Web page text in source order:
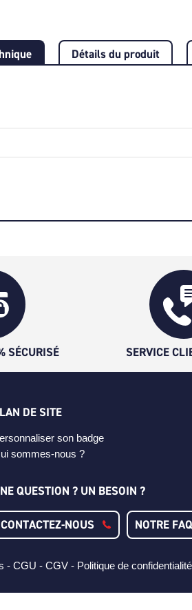
Détails du produit
SÉCURISÉ SERVICE
DE SITE
son badge
sommes-nous ?
QUESTION ? UN BESOIN ?
CONTACTEZ-NOUS NOTRE FAQ
- CGU - CGV - Politique de